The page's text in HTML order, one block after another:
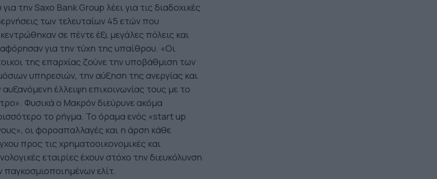
για την Saxo Bank Group λέει για τις διαδοχικές
των τελευταίων 45 ετών που
σε πέντε έξι μεγάλες πόλεις και
για την τύχη της υπαίθρου. «Οι
της επαρχίας ζούνε την υποβάθμιση των
υπηρεσιών, την αύξηση της ανεργίας και
αυξανόμενη έλλειψη επικοινωνίας τους με το
Φυσικά ο Μακρόν διεύρυνε ακόμα
το ρήγμα. Το όραμα ενός «start up
οι φοροαπαλλαγές και η άρση κάθε
προς τις χρηματοοικονομικές και
εταιρίες έχουν στόχο την διευκόλυνση
παγκοσμιοποιημένων ελίτ.